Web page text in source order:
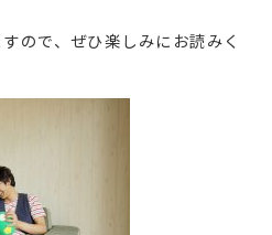
ので、ぜひ楽しみにお読みく